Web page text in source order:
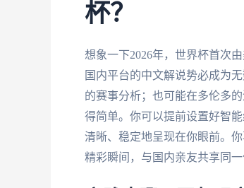
杯？
想象一下2026年，世界杯首次
国内平台的中文解说势必成为
的赛事分析；也可能在多伦多
得简单。你可以提前设置好智
清晰、稳定地呈现在你眼前。
精彩瞬间，与国内亲友共享同一